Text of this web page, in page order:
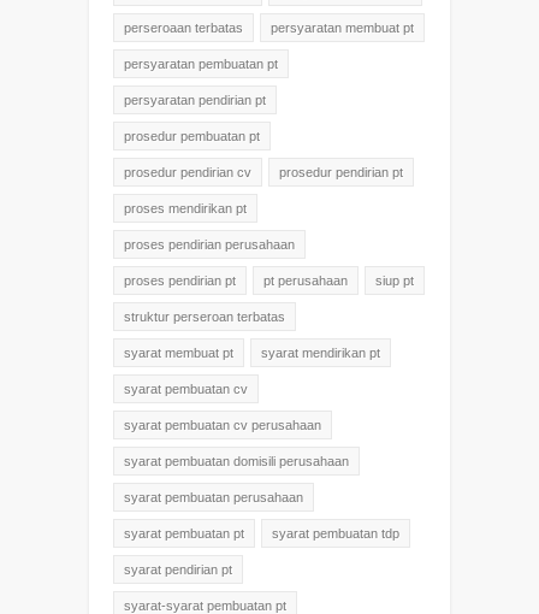
perseroaan terbatas persyaratan membuat pt
persyaratan pembuatan pt
persyaratan pendirian pt
prosedur pembuatan pt
prosedur pendirian cv prosedur pendirian pt
proses mendirikan pt
proses pendirian perusahaan
proses pendirian pt pt perusahaan siup pt
struktur perseroan terbatas
syarat membuat pt syarat mendirikan pt
syarat pembuatan cv
syarat pembuatan cv perusahaan
syarat pembuatan domisili perusahaan
syarat pembuatan perusahaan
syarat pembuatan pt syarat pembuatan tdp
syarat pendirian pt
syarat-syarat pembuatan pt